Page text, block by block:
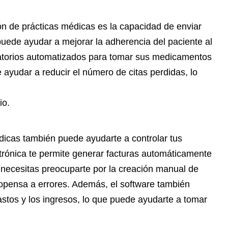
de prácticas médicas es la capacidad de enviar
ayudar a mejorar la adherencia del paciente al
automatizados para tomar sus medicamentos
a reducir el número de citas perdidas, lo
también puede ayudarte a controlar tus
te permite generar facturas automáticamente
preocuparte por la creación manual de
a errores. Además, el software también
y los ingresos, lo que puede ayudarte a tomar